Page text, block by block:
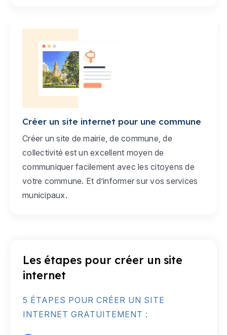
Créer un site internet pour une commune
Créer un site de mairie, de commune, de
collectivité est un excellent moyen de
communiquer facilement avec les citoyens de
votre commune. Et d’informer sur vos services
municipaux.
Les étapes pour créer un site
internet
5 ÉTAPES POUR CRÉER UN SITE
INTERNET GRATUITEMENT :